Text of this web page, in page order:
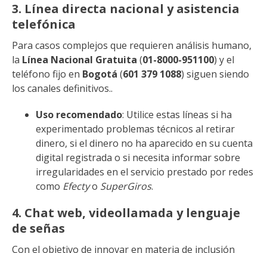
3. Línea directa nacional y asistencia
telefónica
Para casos complejos que requieren análisis humano,
la Línea Nacional Gratuita (01-8000-951100) y el
teléfono fijo en Bogotá (601 379 1088) siguen siendo
los canales definitivos..
Uso recomendado: Utilice estas líneas si ha
experimentado problemas técnicos al retirar
dinero, si el dinero no ha aparecido en su cuenta
digital registrada o si necesita informar sobre
irregularidades en el servicio prestado por redes
como Efectyo SuperGiros.
4. Chat web, videollamada y lenguaje
de señas
Con el objetivo de innovar en materia de inclusión